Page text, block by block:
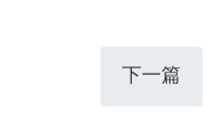
下一篇